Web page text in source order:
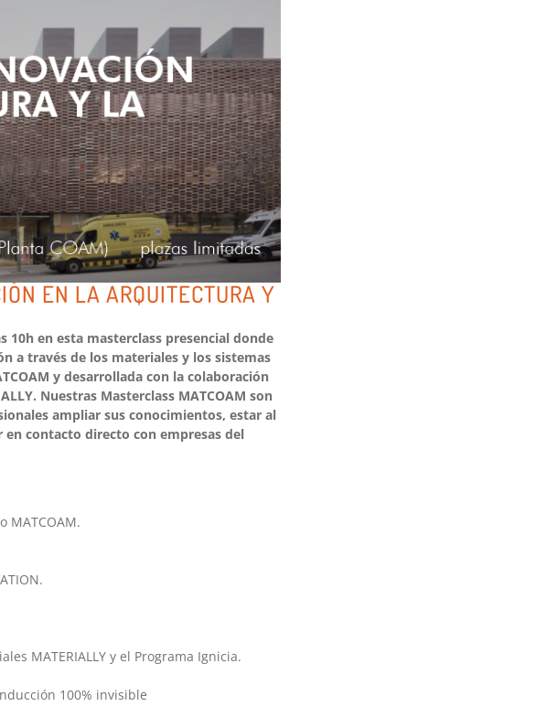
EN LA ARQUITECTURA Y
en esta masterclass presencial donde
a través de los materiales y los sistemas
y desarrollada con la colaboración
Nuestras Masterclass MATCOAM son
ampliar sus conocimientos, estar al
contacto directo con empresas del
MATCOAM.
MATERIALLY y el Programa Ignicia.
100% invisible